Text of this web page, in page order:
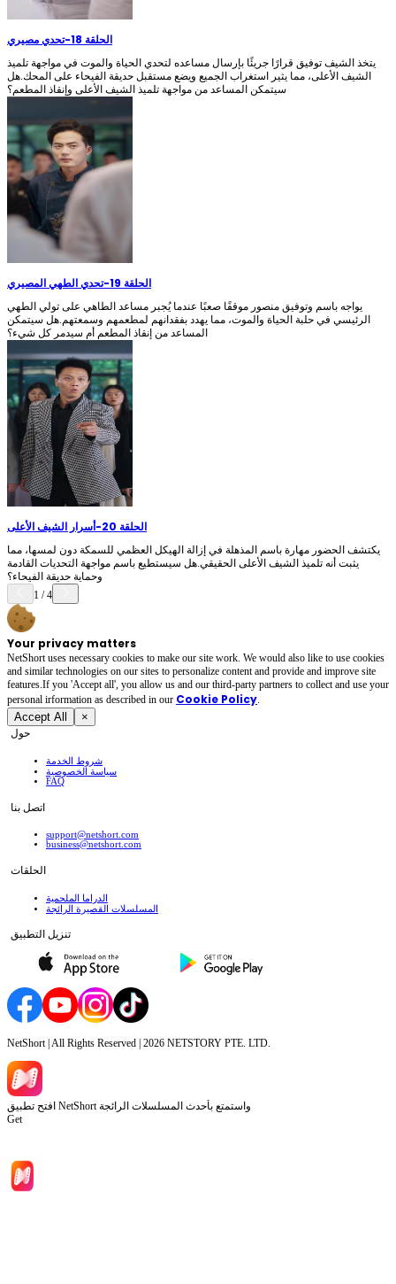
الحلقة 18 -تحدي مصيري
يتخذ الشيف توفيق قرارًا جريئًا بإرسال مساعده لتحدي الحياة والموت في مواجهة تلميذ
الشيف الأعلى، مما يثير استغراب الجميع ويضع مستقبل حديقة الفيحاء على المحك.هل
سيتمكن المساعد من مواجهة تلميذ الشيف الأعلى وإنقاذ المطعم؟
الحلقة 19 -تحدي الطهي المصيري
يواجه باسم وتوفيق منصور موقفًا صعبًا عندما يُجبر مساعد الطاهي على تولي الطهي
الرئيسي في حلبة الحياة والموت، مما يهدد بفقدانهم لمطعمهم وسمعتهم.هل سيتمكن
المساعد من إنقاذ المطعم أم سيدمر كل شيء؟
الحلقة 20 -أسرار الشيف الأعلى
يكتشف الحضور مهارة باسم المذهلة في إزالة الهيكل العظمي للسمكة دون لمسها، مما
يثبت أنه تلميذ الشيف الأعلى الحقيقي.هل سيستطيع باسم مواجهة التحديات القادمة
وحماية حديقة الفيحاء؟
1 /4
Your privacy matters
NetShort uses necessary cookies to make our site work. We would also like to use cookies
and similar technologies on our sites to personalize content and provide and improve site
features.If you 'Accept all', you allow us and our third-party partners to collect and use your
personal irformation as described in our Cookie Policy.
Accept All ×
حول
شروط الخدمة
سياسة الخصوصية
FAQ
اتصل بنا
support@netshort.com
business@netshort.com
الحلقات
الدراما الملحمية
المسلسلات القصيرة الرائجة
تنزيل التطبيق
NetShort | All Rights Reserved | 2026 NETSTORY PTE. LTD.
افتح تطبيق NetShort واستمتع بأحدث المسلسلات الرائجة
Get